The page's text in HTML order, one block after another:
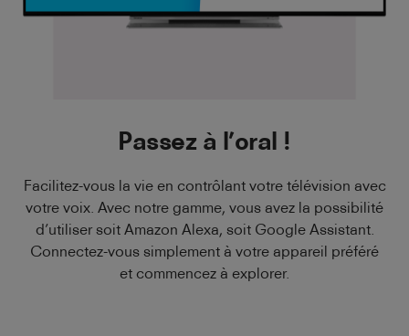
Passez à l’oral !
Facilitez-vous la vie en contrôlant votre télévision avec
votre voix. Avec notre gamme, vous avez la possibilité
d’utiliser soit Amazon Alexa, soit Google Assistant.
Connectez-vous simplement à votre appareil préféré
et commencez à explorer.